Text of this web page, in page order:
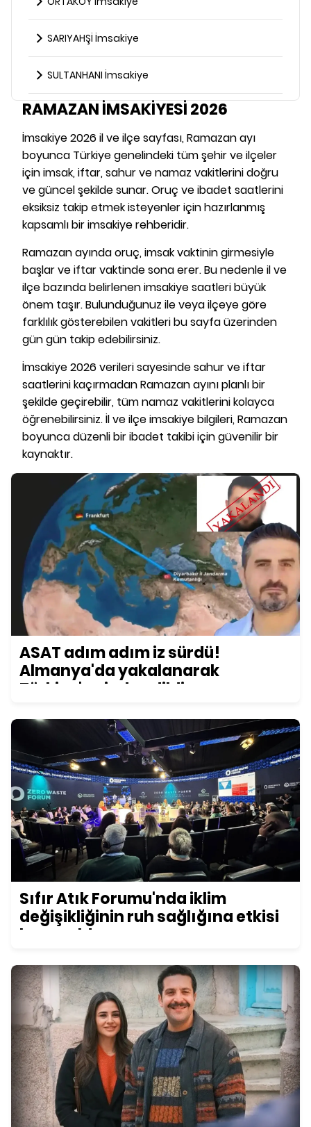
SARIYAHŞİ İmsakiye
SULTANHANI İmsakiye
RAMAZAN İMSAKİYESİ 2026
İmsakiye 2026 il ve ilçe sayfası, Ramazan ayı
boyunca Türkiye genelindeki tüm şehir ve ilçeler
için imsak, iftar, sahur ve namaz vakitlerini doğru
ve güncel şekilde sunar. Oruç ve ibadet saatlerini
eksiksiz takip etmek isteyenler için hazırlanmış
kapsamlı bir imsakiye rehberidir.
Ramazan ayında oruç, imsak vaktinin girmesiyle
başlar ve iftar vaktinde sona erer. Bu nedenle il ve
ilçe bazında belirlenen imsakiye saatleri büyük
önem taşır. Bulunduğunuz ile veya ilçeye göre
farklılık gösterebilen vakitleri bu sayfa üzerinden
gün gün takip edebilirsiniz.
İmsakiye 2026 verileri sayesinde sahur ve iftar
saatlerini kaçırmadan Ramazan ayını planlı bir
şekilde geçirebilir, tüm namaz vakitlerini kolayca
öğrenebilirsiniz. İl ve ilçe imsakiye bilgileri, Ramazan
boyunca düzenli bir ibadet takibi için güvenilir bir
kaynaktır.
ASAT adım adım iz sürdü!
Almanya'da yakalanarak
Türkiye'ye iade edildi
Sıfır Atık Forumu'nda iklim
değişikliğinin ruh sağlığına etkisi
konuşuldu